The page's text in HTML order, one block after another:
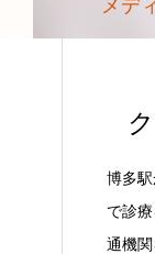
メデ
博多
で診
通機